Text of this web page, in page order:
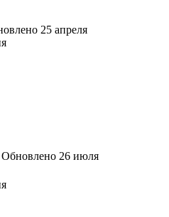
25 апреля
Обновлено 26 июля